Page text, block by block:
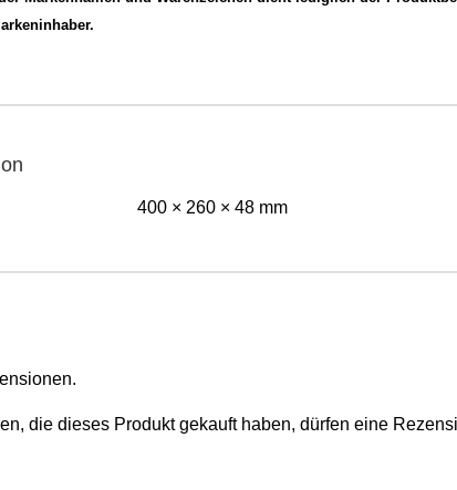
400 × 260 × 48 mm
die dieses Produkt gekauft haben, dürfen eine